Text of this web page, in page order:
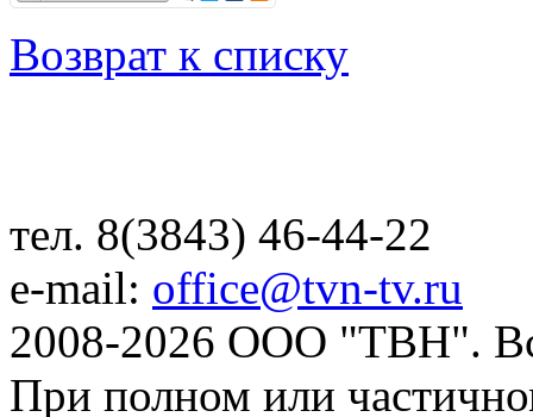
Возврат к списку
тел. 8(3843) 46-44-22
e-mail: office@tvn-tv.ru
2008-2026 ООО "ТВН".
При полном или